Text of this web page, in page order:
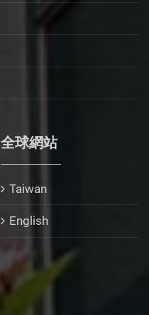
全球網站
Taiwan
English